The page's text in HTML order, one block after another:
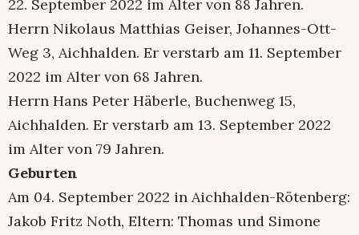
22. September 2022 im Alter von 88 Jahren.
Herrn Nikolaus Matthias Geiser, Johannes-Ott-
Weg 3, Aichhalden. Er verstarb am 11. September
2022 im Alter von 68 Jahren.
Herrn Hans Peter Häberle, Buchenweg 15,
Aichhalden. Er verstarb am 13. September 2022
im Alter von 79 Jahren.
Geburten
Am 04. September 2022 in Aichhalden-Rötenberg:
Jakob Fritz Noth, Eltern: Thomas und Simone